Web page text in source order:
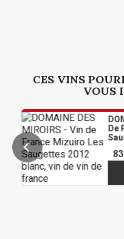
CES VINS
VOUS
DOMAINE
De France
Saugettes
834,00 €
1 en stock